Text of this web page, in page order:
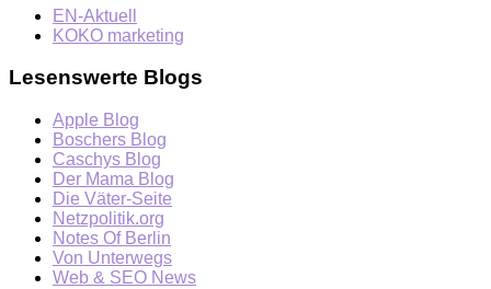
EN-Aktuell
KOKO marketing
Lesenswerte Blogs
Apple Blog
Boschers Blog
Caschys Blog
Der Mama Blog
Die Väter-Seite
Netzpolitik.org
Notes Of Berlin
Von Unterwegs
Web & SEO News